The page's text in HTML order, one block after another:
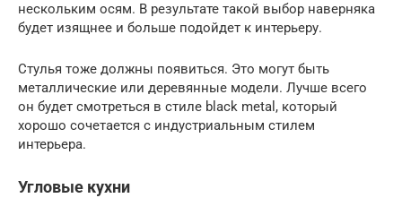
нескольким осям. В результате такой выбор наверняка
будет изящнее и больше подойдет к интерьеру.
Стулья тоже должны появиться. Это могут быть
металлические или деревянные модели. Лучше всего
он будет смотреться в стиле black metal, который
хорошо сочетается с индустриальным стилем
интерьера.
Угловые кухни